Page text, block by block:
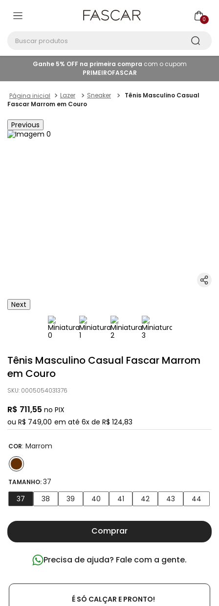
0
Ganhe 5% OFF na primeira compra com o cupom
PRIMEIROFASCAR
Lazer Sneaker
Tênis Masculino Casual
Fascar Marrom em Couro
Previous
Next
Tênis Masculino Casual Fascar Marrom
em Couro
SKU: 0005054031376
R$ 711,55 no PIX
ou R$ 749,00 em até 6x de R$ 124,83
COR: Marrom
TAMANHO:37
37
38 39 40 41 42 43 44
Comprar
Precisa de ajuda? Fale com a gente.
É SÓ CALÇAR E PRONTO!